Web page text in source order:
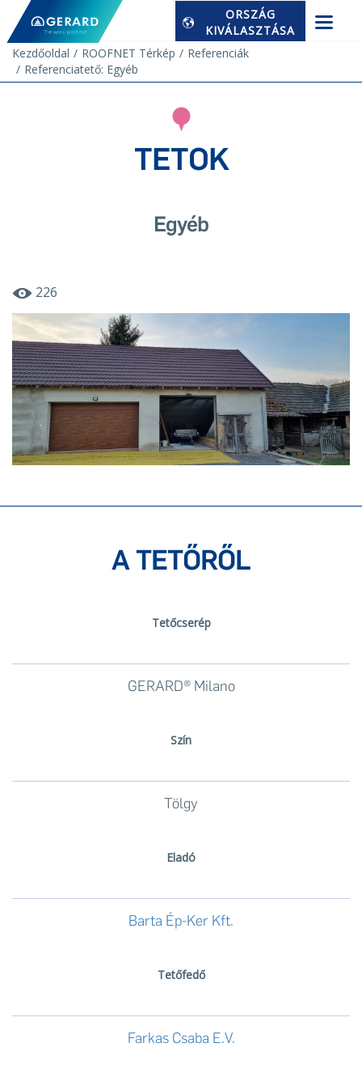
ORSZÁG
KIVÁLASZTÁSA
Kezdőoldal
ROOFNET Térkép
Referenciák
Referenciatető: Egyéb
TETOK
Egyéb
226
A TETŐRŐL
Tetőcserép
GERARD® Milano
Szín
Tölgy
Eladó
Barta Ép-Ker Kft.
Tetőfedő
Farkas Csaba E.V.